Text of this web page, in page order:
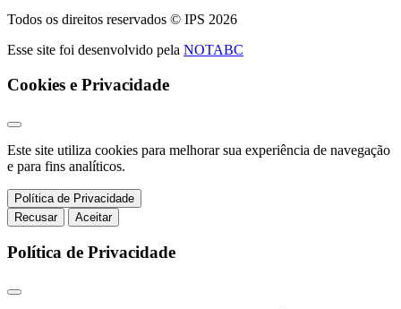
Todos os direitos reservados © IPS 2026
Esse site foi desenvolvido pela NOTABC
Cookies e Privacidade
Este site utiliza cookies para melhorar sua experiência de navegação
e para fins analíticos.
Política de Privacidade
Recusar
Aceitar
Política de Privacidade